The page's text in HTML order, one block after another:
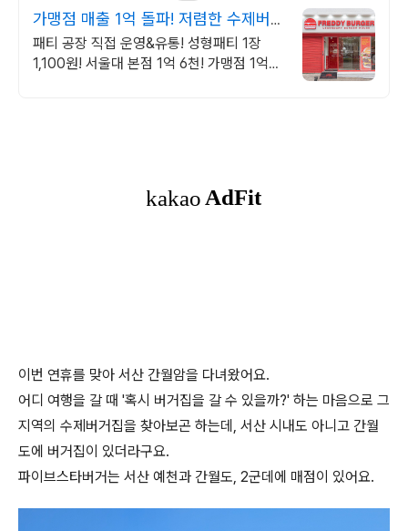
가맹점 매출 1억 돌파! 저렴한 수제버
거 창업 프레디
패티 공장 직접 운영&유통! 성형패티 1장
1,100원! 서울대 본점 1억 6천! 가맹점 1억
이번 연휴를 맞아 서산 간월암을 다녀왔어요.
어디 여행을 갈 때 '혹시 버거집을 갈 수 있을까?' 하는 마음으로 그
지역의 수제버거집을 찾아보곤 하는데, 서산 시내도 아니고 간월
도에 버거집이 있더라구요.
파이브스타버거는 서산 예천과 간월도, 2군데에 매점이 있어요.